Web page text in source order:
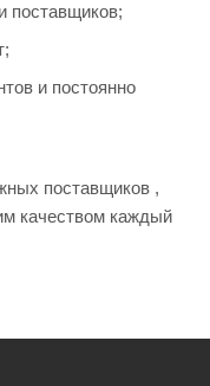
поставщиков;
и постоянно
поставщиков ,
качеством каждый